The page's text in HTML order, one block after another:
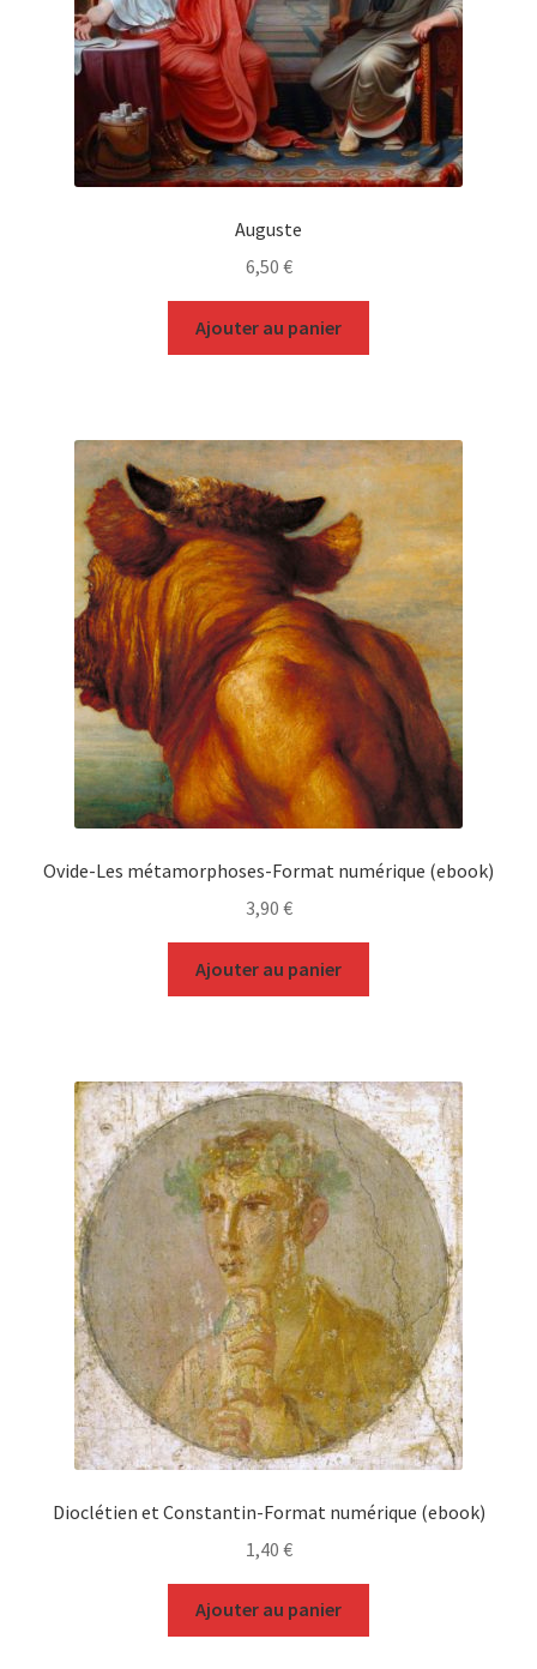
Auguste
6,50 €
Ajouter au panier
Ovide-Les métamorphoses-Format numérique (ebook)
3,90 €
Ajouter au panier
Dioclétien et Constantin-Format numérique (ebook)
1,40 €
Ajouter au panier